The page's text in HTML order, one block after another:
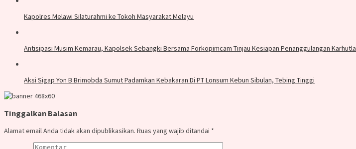
Kapolres Melawi Silaturahmi ke Tokoh Masyarakat Melayu
Antisipasi Musim Kemarau, Kapolsek Sebangki Bersama Forkopimcam Tinjau Kesiapan Penanggulangan Karhutla
Aksi Sigap Yon B Brimobda Sumut Padamkan Kebakaran Di PT Lonsum Kebun Sibulan, Tebing Tinggi
Tinggalkan Balasan
Alamat email Anda tidak akan dipublikasikan. Ruas yang wajib ditandai *